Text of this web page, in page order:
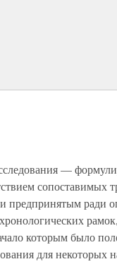
—
сопоставимых
предпринятым ради
которым было
для некоторых